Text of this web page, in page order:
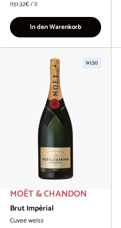
Grundpreis
151.32€/l
In den Warenkorb
1x1,50
MOËT & CHANDON
Brut Impérial
Cuvee weiss